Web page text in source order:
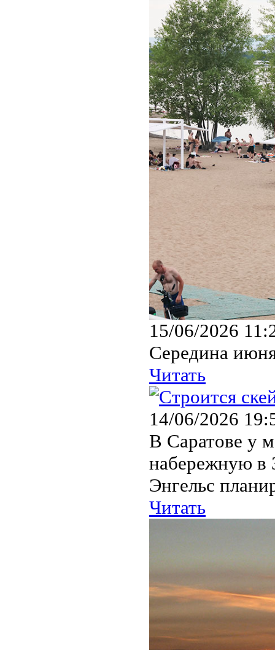
15/06/2026
Середина
Читать
14/06/2026
В Саратове у
набережную в
Энгельс
Читать